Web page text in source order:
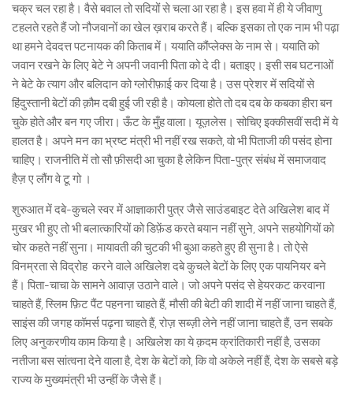
चक्र चल रहा है। वैसे बवाल तो सदियों से चला आ रहा है। इस हवा में ही ये जीवाणु
टहलते रहते हैं जो नौजवानों का खेल ख़राब करते हैं। बल्कि इसका तो एक नाम भी पढ़ा
था हमने देवदत्त पटनायक की किताब में। ययाति कौंप्लेक्स के नाम से। ययाति को
जवान रखने के लिए बेटे ने अपनी जवानी पिता को दे दी। बताइए। इसी सब घटनाओं
ने बेटे के त्याग और बलिदान को ग्लोरीफ़ाई कर दिया है। उस प्रेशर में सदियों से
हिंदुस्तानी बेटों की क़ौम दबी हुई जी रही है। कोयला होते तो दब दब के कबका हीरा बन
चुके होते और बन गए जीरा। ऊँट के मुँह वाला। यूज़लेस। सोचिए इक्कीसवीं सदी में ये
हालत है। अपने मन का भ्रष्ट मंत्री भी नहीं रख सकते, वो भी पिताजी की पसंद होना
चाहिए। राजनीति में तो सौ फ़ीसदी आ चुका है लेकिन पिता-पुत्र संबंध में समाजवाद
हैज़ ए लौंग वे टू गो ।
शुरुआत में दबे-कुचले स्वर में आज्ञाकारी पुत्र जैसे साउंडबाइट देते अखिलेश बाद में
मुखर भी हुए तो भी बलात्कारियों को डिफ़ेंड करते बयान नहीं सुने, अपने सहयोगियों को
चोर कहते नहीं सुना। मायावती की चुटकी भी बुआ कहते हुए ही सुना है। तो ऐसे
विनम्रता से विद्रोह करने वाले अखिलेश दबे कुचले बेटों के लिए एक पायनियर बने
हैं। पिता-चाचा के सामने आवाज़ उठाने वाले। जो अपने पसंद से हेयरकट करवाना
चाहते हैं, स्लिम फ़िट पैंट पहनना चाहते हैं, मौसी की बेटी की शादी में नहीं जाना चाहते हैं,
साइंस की जगह कॉमर्स पढ़ना चाहते हैं, रोज़ सब्ज़ी लेने नहीं जाना चाहते हैं, उन सबके
लिए अनुकरणीय काम किया है। अखिलेश का ये क़दम क्रांतिकारी नहीं है, उसका
नतीजा बस सांत्वना देने वाला है, देश के बेटों को, कि वो अकेले नहीं हैं, देश के सबसे बड़े
राज्य के मुख्यमंत्री भी उन्हीं के जैसे हैं।